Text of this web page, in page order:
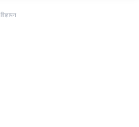
विज्ञापन